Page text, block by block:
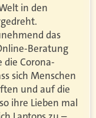
in den
das
Beratung
die Corona-
sich Menschen
und auf die
ihre Lieben mal